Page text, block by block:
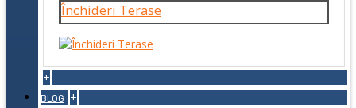
Închideri Terase
+
BLOG +